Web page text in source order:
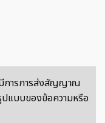
มีการการส่งสัญญาณ
ปแบบของข้อความหรือ